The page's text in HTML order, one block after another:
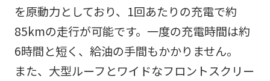
を原動力としており、1回あたりの充電で約
85kmの走行が可能です。一度の充電時間は約
6時間と短く、給油の手間もかかりません。
また、大型ルーフとワイドなフロントスクリー